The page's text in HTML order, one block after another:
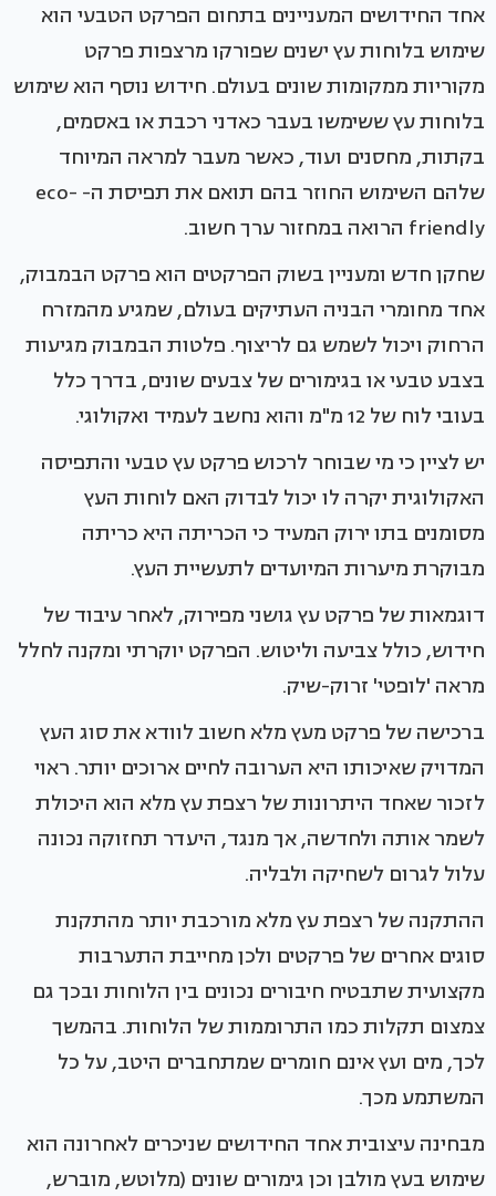
אחד החידושים המעניינים בתחום הפרקט הטבעי הוא
שימוש בלוחות עץ ישנים שפורקו מרצפות פרקט
מקוריות ממקומות שונים בעולם. חידוש נוסף הוא שימוש
בלוחות עץ ששימשו בעבר כאדני רכבת או באסמים,
בקתות, מחסנים ועוד, כאשר מעבר למראה המיוחד
שלהם השימוש החוזר בהם תואם את תפיסת ה- eco-
friendly הרואה במחזור ערך חשוב.
שחקן חדש ומעניין בשוק הפרקטים הוא פרקט הבמבוק,
אחד מחומרי הבניה העתיקים בעולם, שמגיע מהמזרח
הרחוק ויכול לשמש גם לריצוף. פלטות הבמבוק מגיעות
בצבע טבעי או בגימורים של צבעים שונים, בדרך כלל
בעובי לוח של 12 מ"מ והוא נחשב לעמיד ואקולוגי.
יש לציין כי מי שבוחר לרכוש פרקט עץ טבעי והתפיסה
האקולוגית יקרה לו יכול לבדוק האם לוחות העץ
מסומנים בתו ירוק המעיד כי הכריתה היא כריתה
מבוקרת מיערות המיועדים לתעשיית העץ.
דוגמאות של פרקט עץ גושני מפירוק, לאחר עיבוד של
חידוש, כולל צביעה וליטוש. הפרקט יוקרתי ומקנה לחלל
מראה 'לופטי' זרוק-שיק.
ברכישה של פרקט מעץ מלא חשוב לוודא את סוג העץ
המדויק שאיכותו היא הערובה לחיים ארוכים יותר. ראוי
לזכור שאחד היתרונות של רצפת עץ מלא הוא היכולת
לשמר אותה ולחדשה, אך מנגד, היעדר תחזוקה נכונה
עלול לגרום לשחיקה ולבליה.
ההתקנה של רצפת עץ מלא מורכבת יותר מהתקנת
סוגים אחרים של פרקטים ולכן מחייבת התערבות
מקצועית שתבטיח חיבורים נכונים בין הלוחות ובכך גם
צמצום תקלות כמו התרוממות של הלוחות. בהמשך
לכך, מים ועץ אינם חומרים שמתחברים היטב, על כל
המשתמע מכך.
מבחינה עיצובית אחד החידושים שניכרים לאחרונה הוא
שימוש בעץ מולבן וכן גימורים שונים (מלוטש, מוברש,